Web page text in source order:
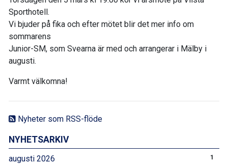
Nyheter som RSS-flöde
NYHETSARKIV
augusti 2026 1
Sporthotell.
Vi bjuder på fika och efter mötet blir det mer info om
sommarens
Junior-SM, som Svearna är med och arrangerar i Mälby i
augusti.
Varmt välkomna!